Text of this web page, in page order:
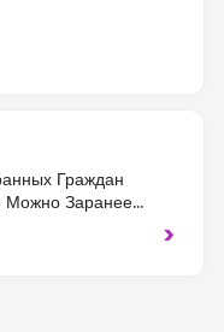
Граждан
Можно Заранее
Консульстве Чада.>